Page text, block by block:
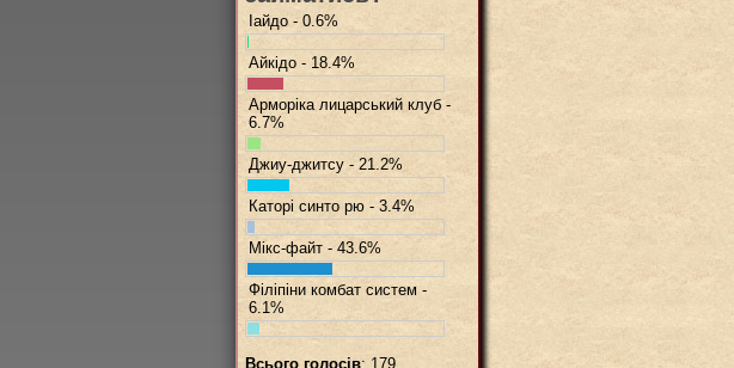
Іайдо - 0.6%
Айкідо - 18.4%
Арморіка лицарський клуб -
6.7%
Джиу-джитсу - 21.2%
Каторі синто рю - 3.4%
Мікс-файт - 43.6%
Філіпіни комбат систем -
6.1%
Всього голосів: 179